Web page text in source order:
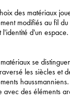
des matériaux
modifiés au fil
d'un espace.
se
les siècles et
des éléments